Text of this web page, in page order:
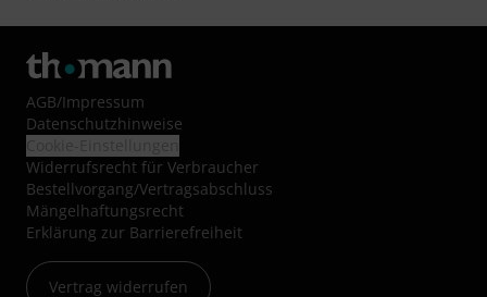
AGB/Impressum
Datenschutzhinweise
Widerrufsrecht für Verbraucher
Bestellvorgang/Vertragsabschluss
Mängelhaftungsrecht
Erklärung zur Barrierefreiheit
Vertrag widerrufen